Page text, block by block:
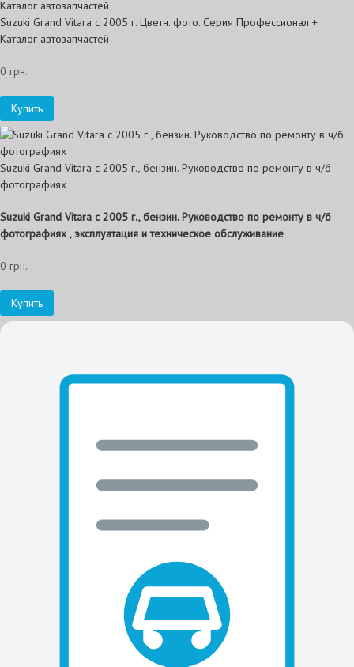
Suzuki Grand Vitara с 2005 г. Цветн. фото. Серия Профессионал +
Каталог автозапчастей
0 грн.
Купить
Suzuki Grand Vitara с 2005 г., бензин. Руководство по ремонту в ч/б
фотографиях
Suzuki Grand Vitara с 2005 г., бензин. Руководство по ремонту в ч/б
фотографиях , эксплуатация и техническое обслуживание
0 грн.
Купить